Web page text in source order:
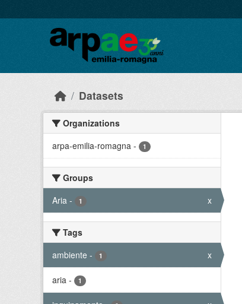
Datasets
Organizations
arpa-emilia-romagna - 1
Groups
Aria - 1 x
Tags
ambiente - 1 x
aria - 1